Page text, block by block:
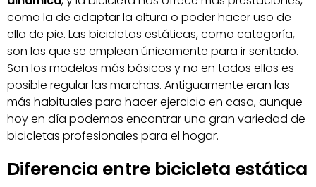
como la de adaptar la altura o poder hacer uso de
ella de pie. Las bicicletas estáticas, como categoría,
son las que se emplean únicamente para ir sentado.
Son los modelos más básicos y no en todos ellos es
posible regular las marchas. Antiguamente eran las
más habituales para hacer ejercicio en casa, aunque
hoy en día podemos encontrar una gran variedad de
bicicletas profesionales para el hogar.
Diferencia entre bicicleta estática